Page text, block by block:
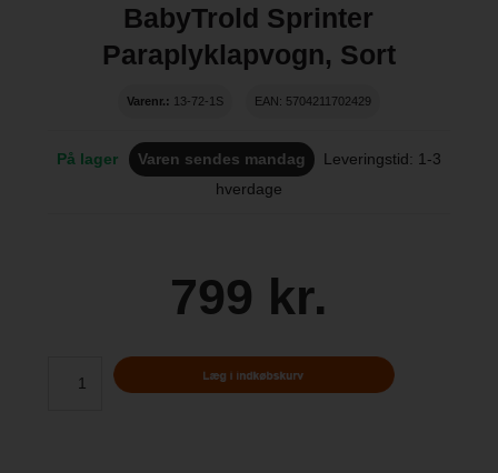
BabyTrold Sprinter
Paraplyklapvogn, Sort
Varenr.: 13-72-1S EAN: 5704211702429
På lager Varen sendes mandag
Leveringstid: 1-3
hverdage
799 kr.